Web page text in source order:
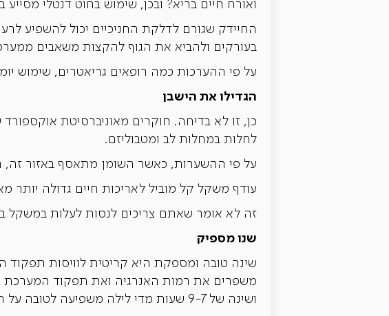
ואורח חיים בריא? ובכן, שימוש בחוט דנטלי
החיידק שגורם לדלקת החניכיים יכול להשפיע
בעורקים ולהביא את הגוף להקצות משאבים
על פי ההערכות כמה רופאים גריאטרים, שימוש
הגדילו את הישבן
כן, זו לא בדיחה. חוקרים מאוניברסיטת אוקספורד
לחלות במחלות לב ומטבוליזם.
על פי ההשערות, כאשר השומן מתאסף באזור זה,
עודף משקל קל מוביל לאריכות חיים גדולה יותר
זה לא אומר שאתם צריכים לנסות לעלות במשקל
שנו מספיק
שינה טובה ומספקת היא קריטית לוויסות
משפרים את רמות האנרגיה ואת תפקוד המערכת
ושינה של 9-7 שעות מדי לילה משפיעה לטובה על תוחלת החיים.